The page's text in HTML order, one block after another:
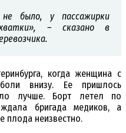
было, у пассажирки
– сказано в
когда женщина с
внизу. Ее пришлось
лучше. Борт летел по
бригада медиков, а
плода неизвестно.